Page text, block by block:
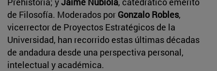
de Filosofía. Moderados por Gonzalo Robles,
vicerrector de Proyectos Estratégicos de la
Universidad, han recorrido estas últimas décadas
de andadura desde una perspectiva personal,
intelectual y académica.